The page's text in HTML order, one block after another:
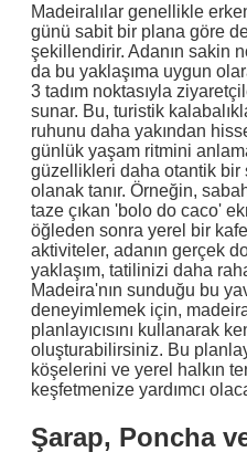
Madeiralılar genellikle
günü sabit bir plana göre
şekillendirir. Adanın sakin
da bu yaklaşıma uygun
3 tadım noktasıyla
sunar. Bu, turistik
ruhunu daha yakından
günlük yaşam ritmini
güzellikleri daha otantik
olanak tanır. Örneğin,
taze çıkan 'bolo do caco'
öğleden sonra yerel bir
aktiviteler, adanın gerçek
yaklaşım, tatilinizi daha
Madeira'nın sunduğu bu
deneyimlemek için,
planlayıcısını kullanarak
oluşturabilirsiniz. Bu
köşelerini ve yerel halkın
keşfetmenize yardımcı
Şarap, Poncha